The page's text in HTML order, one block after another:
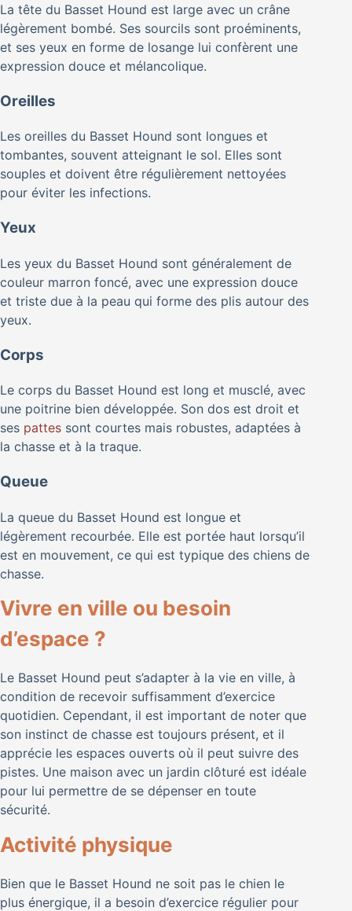
La tête du Basset Hound est large avec un crâne
légèrement bombé. Ses sourcils sont proéminents,
et ses yeux en forme de losange lui confèrent une
expression douce et mélancolique.
Oreilles
Les oreilles du Basset Hound sont longues et
tombantes, souvent atteignant le sol. Elles sont
souples et doivent être régulièrement nettoyées
pour éviter les infections.
Yeux
Les yeux du Basset Hound sont généralement de
couleur marron foncé, avec une expression douce
et triste due à la peau qui forme des plis autour des
yeux.
Corps
Le corps du Basset Hound est long et musclé, avec
une poitrine bien développée. Son dos est droit et
ses pattes sont courtes mais robustes, adaptées à
la chasse et à la traque.
Queue
La queue du Basset Hound est longue et
légèrement recourbée. Elle est portée haut lorsqu’il
est en mouvement, ce qui est typique des chiens de
chasse.
Vivre en ville ou besoin
d’espace ?
Le Basset Hound peut s’adapter à la vie en ville, à
condition de recevoir suffisamment d’exercice
quotidien. Cependant, il est important de noter que
son instinct de chasse est toujours présent, et il
apprécie les espaces ouverts où il peut suivre des
pistes. Une maison avec un jardin clôturé est idéale
pour lui permettre de se dépenser en toute
sécurité.
Activité physique
Bien que le Basset Hound ne soit pas le chien le
plus énergique, il a besoin d’exercice régulier pour